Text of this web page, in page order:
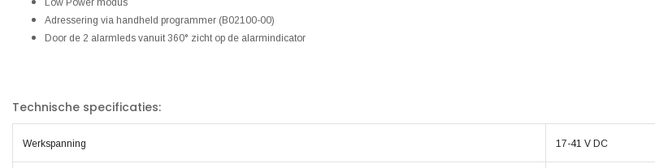
Low Power modus
Adressering via handheld programmer (B02100-00)
Door de 2 alarmleds vanuit 360° zicht op de alarmindicator
Technische specificaties:
Werkspanning 17-41 V DC